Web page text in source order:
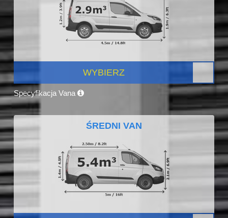
WYBIERZ
Specyfikacja Vana
ŚREDNI VAN